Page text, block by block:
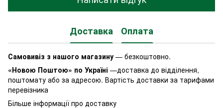
Доставка Оплата
Самовивіз з нашого магазину — безкоштовно.
«Новою Поштою» по Україні —доставка до відділення,
поштомату або за адресою. Вартість доставки за тарифами
перевізника
Більше інформації про доставку